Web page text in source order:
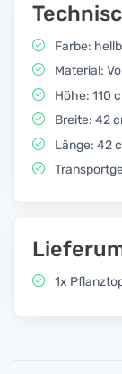
Farbe:
Material:
Höhe: 110
Breite: 42
Länge: 42
1x